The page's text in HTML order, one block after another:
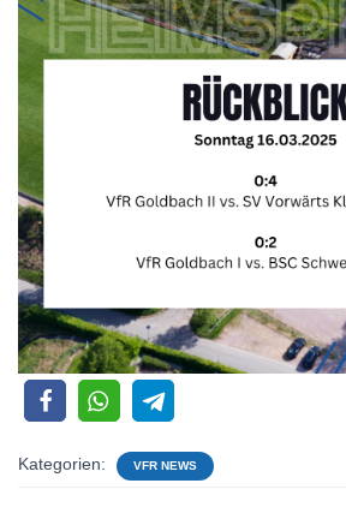
Kategorien: VFR NEWS